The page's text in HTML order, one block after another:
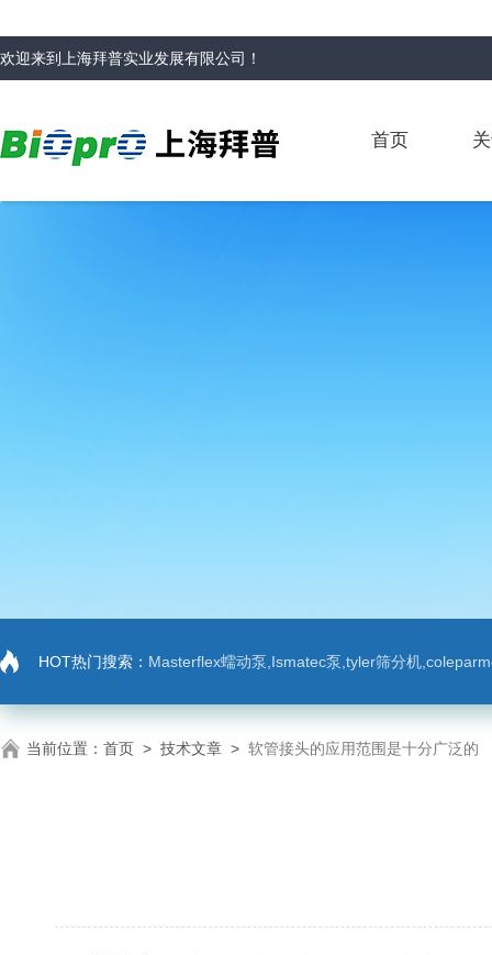
欢迎来到 上海拜普实业发展有限公司 ！
首页
HOT热门搜索： Masterflex蠕动泵,Ismatec泵,tyler筛分机,coleparmer,注射
当前位置： 首页 > 技术文章 > 软管接头的应用范围是十分广泛的